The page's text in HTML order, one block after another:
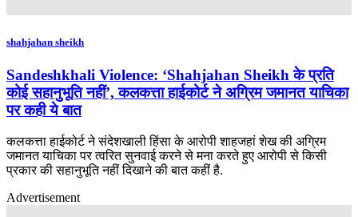
shahjahan sheikh
Sandeshkhali Violence: ‘Shahjahan Sheikh के प्रति
कोई सहानुभूति नहीं’, कलकत्ता हाईकोर्ट ने अग्रिम जमानत याचिका
पर कही ये बात
कलकत्ता हाईकोर्ट ने संदेशखाली हिंसा के आरोपी शाहजहां शेख की अग्रिम
जमानत याचिका पर त्वरित सुनवाई करने से मना करते हुए आरोपी से किसी
प्रकार की सहानुभूति नहीं दिखाने की बात कहीं है.
Advertisement